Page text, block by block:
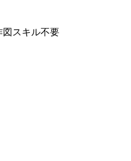
図スキル不要